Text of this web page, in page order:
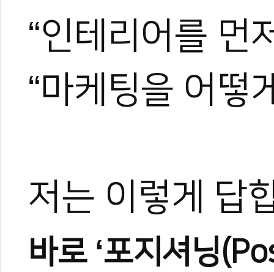
“인테리어를 먼
“마케팅을 어떻
저는 이렇게 답
바로 ‘포지셔닝